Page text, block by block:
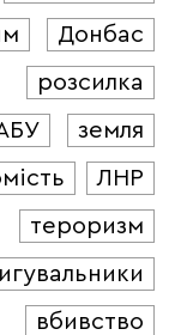
Донбас
розсилка
земля
ЛНР
тероризм
вбивство